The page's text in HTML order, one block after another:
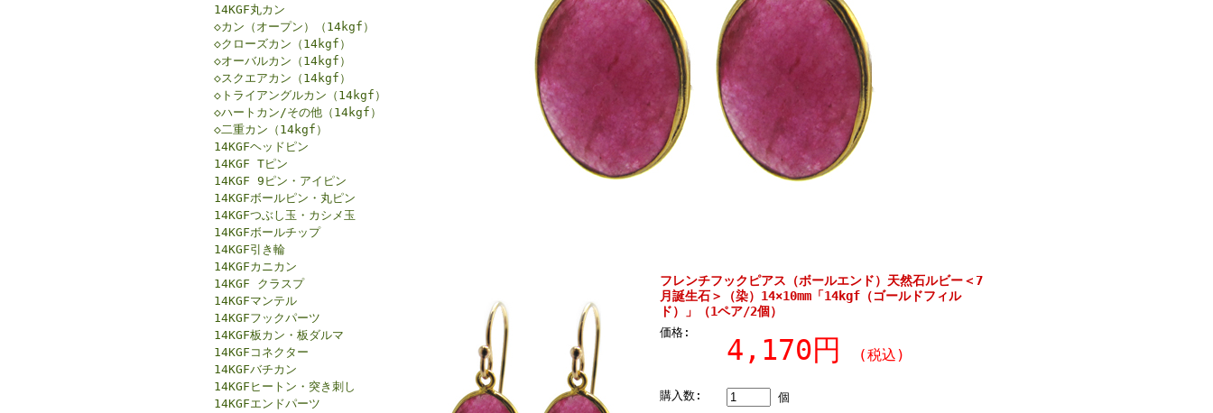
14KGF丸カン
◇カン（オープン）（14kgf）
◇クローズカン（14kgf）
◇オーバルカン（14kgf）
◇スクエアカン（14kgf）
◇トライアングルカン（14kgf）
◇ハートカン/その他（14kgf）
◇二重カン（14kgf）
14KGFヘッドピン
14KGF Tピン
14KGF 9ピン・アイピン
14KGFボールピン・丸ピン
14KGFつぶし玉・カシメ玉
14KGFボールチップ
14KGF引き輪
14KGFカニカン
14KGF クラスプ
14KGFマンテル
14KGFフックパーツ
14KGF板カン・板ダルマ
14KGFコネクター
14KGFバチカン
14KGFヒートン・突き刺し
14KGFエンドパーツ
フレンチフックピアス（ボールエンド）天然石ルビー＜7
月誕生石＞（染）14×10mm「14kgf（ゴールドフィル
ド）」（1ペア/2個）
価格:
4,170円 (税込)
購入数: 個